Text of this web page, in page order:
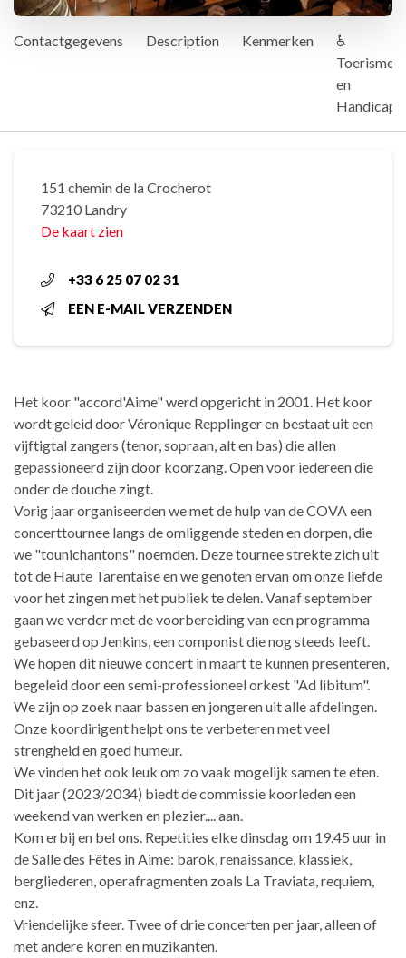
Contactgegevens Description Kenmerken
♿
Toerisme
en
Handicap
151 chemin de la Crocherot
73210 Landry
De kaart zien
+33 6 25 07 02 31
EEN E-MAIL VERZENDEN
Het koor "accord'Aime" werd opgericht in 2001. Het koor
wordt geleid door Véronique Repplinger en bestaat uit een
vijftigtal zangers (tenor, sopraan, alt en bas) die allen
gepassioneerd zijn door koorzang. Open voor iedereen die
onder de douche zingt.
Vorig jaar organiseerden we met de hulp van de COVA een
concerttournee langs de omliggende steden en dorpen, die
we "tounichantons" noemden. Deze tournee strekte zich uit
tot de Haute Tarentaise en we genoten ervan om onze liefde
voor het zingen met het publiek te delen. Vanaf september
gaan we verder met de voorbereiding van een programma
gebaseerd op Jenkins, een componist die nog steeds leeft.
We hopen dit nieuwe concert in maart te kunnen presenteren,
begeleid door een semi-professioneel orkest "Ad libitum".
We zijn op zoek naar bassen en jongeren uit alle afdelingen.
Onze koordirigent helpt ons te verbeteren met veel
strengheid en goed humeur.
We vinden het ook leuk om zo vaak mogelijk samen te eten.
Dit jaar (2023/2034) biedt de commissie koorleden een
weekend van werken en plezier.... aan.
Kom erbij en bel ons. Repetities elke dinsdag om 19.45 uur in
de Salle des Fêtes in Aime: barok, renaissance, klassiek,
bergliederen, operafragmenten zoals La Traviata, requiem,
enz.
Vriendelijke sfeer. Twee of drie concerten per jaar, alleen of
met andere koren en muzikanten.